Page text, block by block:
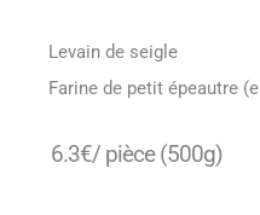
Levain de seigle
Farine de petit épeautre
6.3€/ pièce (500g)